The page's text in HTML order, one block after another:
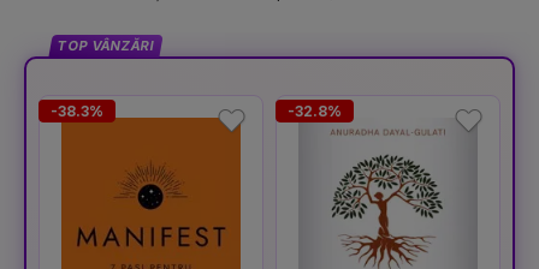
TOP VÂNZĂRI
-38.3% -32.8%